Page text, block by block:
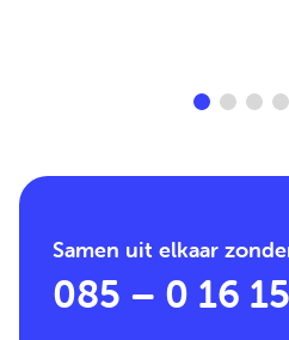
Samen uit elkaar
085 – 0 16